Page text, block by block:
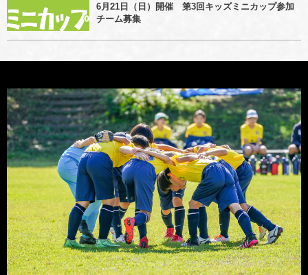
6月21日（日）開催 第3回キッズミニカップ参加
チーム募集